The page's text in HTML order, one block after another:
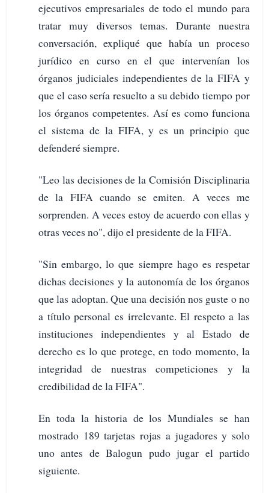
ejecutivos empresariales de todo el mundo para
tratar muy diversos temas. Durante nuestra
conversación, expliqué que había un proceso
jurídico en curso en el que intervenían los
órganos judiciales independientes de la FIFA y
que el caso sería resuelto a su debido tiempo por
los órganos competentes. Así es como funciona
el sistema de la FIFA, y es un principio que
defenderé siempre.
"Leo las decisiones de la Comisión Disciplinaria
de la FIFA cuando se emiten. A veces me
sorprenden. A veces estoy de acuerdo con ellas y
otras veces no", dijo el presidente de la FIFA.
"Sin embargo, lo que siempre hago es respetar
dichas decisiones y la autonomía de los órganos
que las adoptan. Que una decisión nos guste o no
a título personal es irrelevante. El respeto a las
instituciones independientes y al Estado de
derecho es lo que protege, en todo momento, la
integridad de nuestras competiciones y la
credibilidad de la FIFA".
En toda la historia de los Mundiales se han
mostrado 189 tarjetas rojas a jugadores y solo
uno antes de Balogun pudo jugar el partido
siguiente.